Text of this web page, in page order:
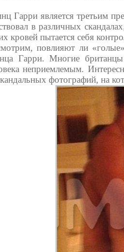
Гарри является третьим
в различных
кровей пытается себя
повлияют ли
Гарри. Многие
неприемлемым.
фотографий, на